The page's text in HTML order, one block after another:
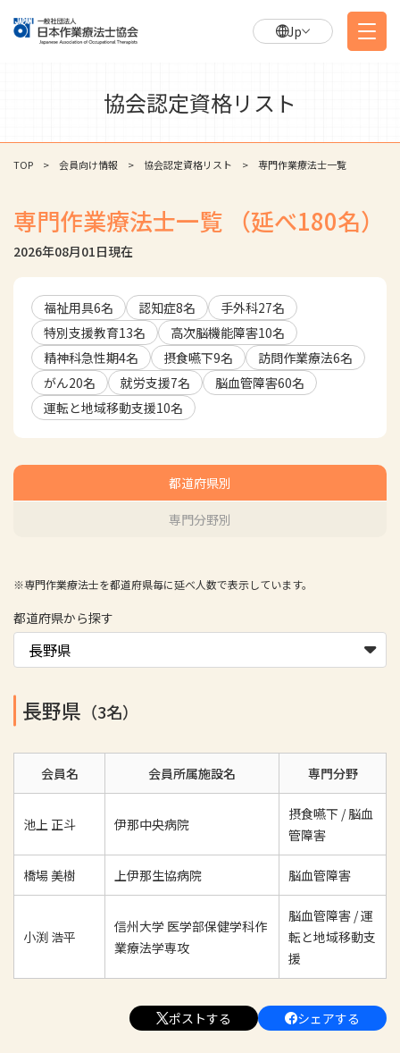
Jp
協会認定資格リスト
TOP 会員向け情報 協会認定資格リスト 専門作業療法士一覧
専門作業療法士一覧 （延べ180名）
2026年08月01日現在
福祉用具6名 認知症8名 手外科27名
特別支援教育13名 高次脳機能障害10名
精神科急性期4名 摂食嚥下9名 訪問作業療法6名
がん20名 就労支援7名 脳血管障害60名
運転と地域移動支援10名
都道府県別
専門分野別
※専門作業療法士を都道府県毎に延べ人数で表示しています。
都道府県から探す
長野県 （3名）
会員名 会員所属施設名 専門分野
池上 正斗 伊那中央病院
摂食嚥下 / 脳血
管障害
橋場 美樹 上伊那生協病院 脳血管障害
小渕 浩平
信州大学 医学部保健学科作
業療法学専攻
脳血管障害 / 運
転と地域移動支
援
ポストする シェアする